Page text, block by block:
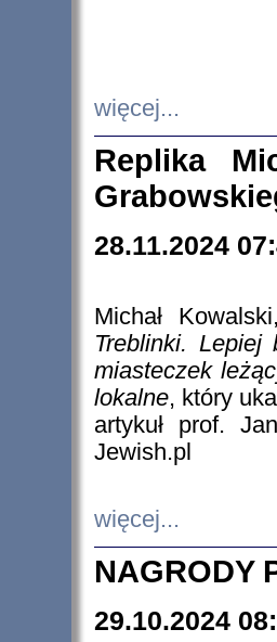
więcej...
Replika
28.11.2024
Michał
Treblinki. Lepiej
miasteczek
lokalne, który
artykuł prof.
Jewish.pl
więcej...
NAGRODY
29.10.2024